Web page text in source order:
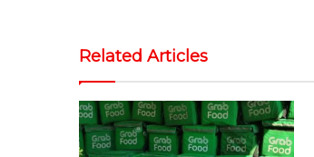
Related Articles